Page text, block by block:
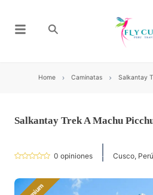
Home Caminatas Salkantay
Salkantay Trek A Machu
0 opiniones Cusco, Perú